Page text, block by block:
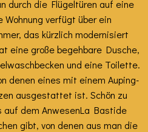
durch die Flügeltüren auf eine
verfügt über ein
das kürzlich modernisiert
eine große begehbare Dusche,
und eine Toilette.
denen eines mit einem Auping-
ausgestattet ist. Schön zu
dem AnwesenLa Bastide
gibt, von denen aus man die